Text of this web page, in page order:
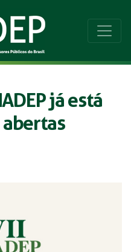
já está
abertas